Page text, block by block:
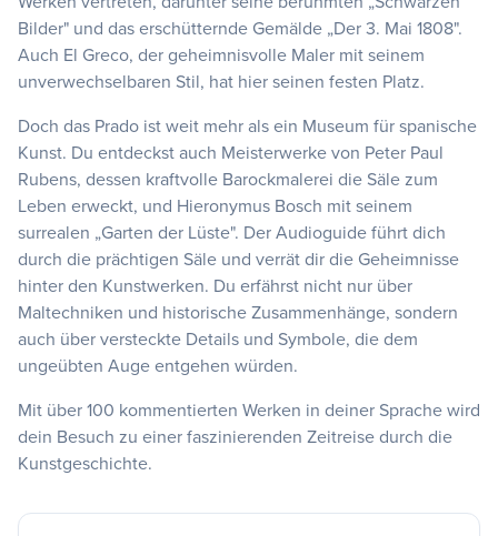
Bilder" und das erschütternde Gemälde „Der 3. Mai 1808".
Auch El Greco, der geheimnisvolle Maler mit seinem
unverwechselbaren Stil, hat hier seinen festen Platz.
Doch das Prado ist weit mehr als ein Museum für spanische
Kunst. Du entdeckst auch Meisterwerke von Peter Paul
Rubens, dessen kraftvolle Barockmalerei die Säle zum
Leben erweckt, und Hieronymus Bosch mit seinem
surrealen „Garten der Lüste". Der Audioguide führt dich
durch die prächtigen Säle und verrät dir die Geheimnisse
hinter den Kunstwerken. Du erfährst nicht nur über
Maltechniken und historische Zusammenhänge, sondern
auch über versteckte Details und Symbole, die dem
ungeübten Auge entgehen würden.
Mit über 100 kommentierten Werken in deiner Sprache wird
dein Besuch zu einer faszinierenden Zeitreise durch die
Kunstgeschichte.